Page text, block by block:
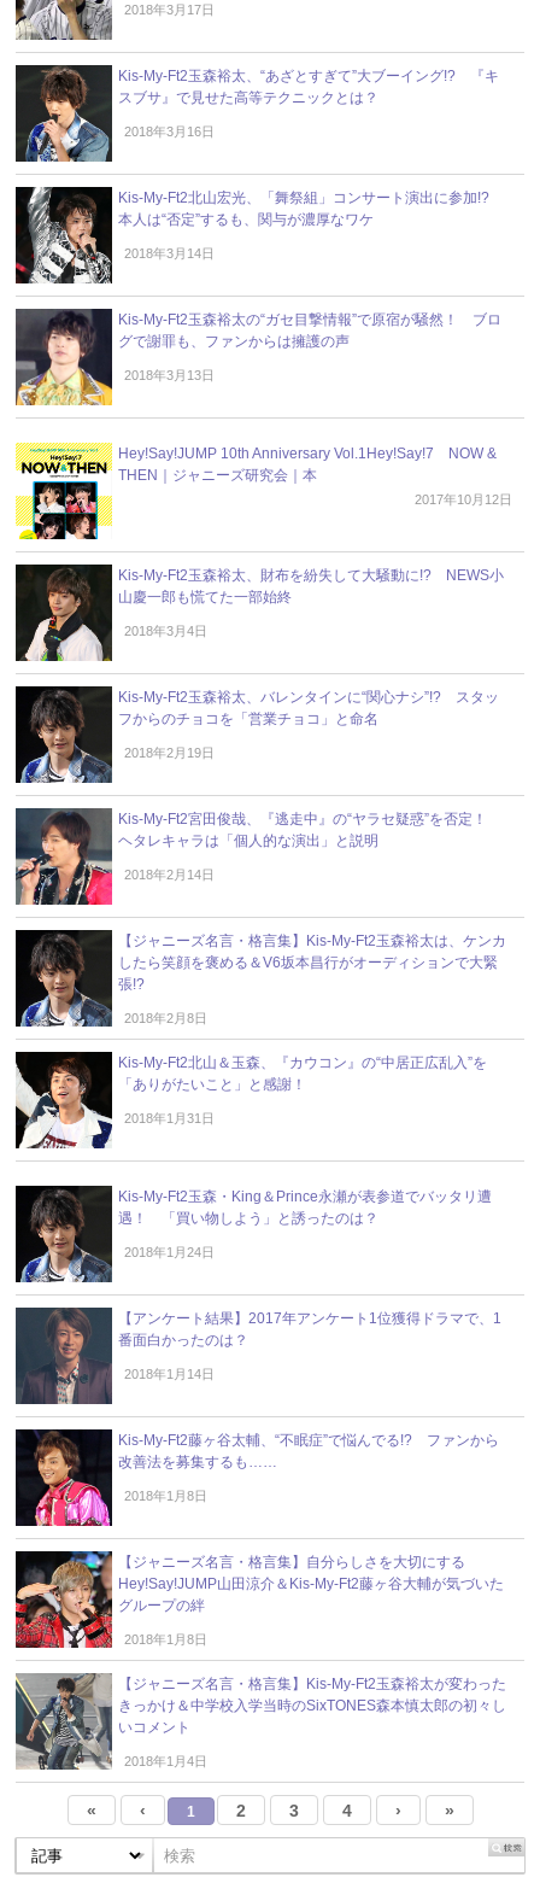
2018年3月17日
Kis-My-Ft2玉森裕太、“あざとすぎて”大ブーイング!? 『キ
スブサ』で見せた高等テクニックとは？
2018年3月16日
Kis-My-Ft2北山宏光、「舞祭組」コンサート演出に参加!?
本人は“否定”するも、関与が濃厚なワケ
2018年3月14日
Kis-My-Ft2玉森裕太の“ガセ目撃情報”で原宿が騒然！ ブロ
グで謝罪も、ファンからは擁護の声
2018年3月13日
Hey!Say!JUMP 10th Anniversary Vol.1Hey!Say!7 NOW &
THEN｜ジャニーズ研究会｜本
2017年10月12日
Kis-My-Ft2玉森裕太、財布を紛失して大騒動に!? NEWS小
山慶一郎も慌てた一部始終
2018年3月4日
Kis-My-Ft2玉森裕太、バレンタインに“関心ナシ”!? スタッ
フからのチョコを「営業チョコ」と命名
2018年2月19日
Kis-My-Ft2宮田俊哉、『逃走中』の“ヤラセ疑惑”を否定！
ヘタレキャラは「個人的な演出」と説明
2018年2月14日
【ジャニーズ名言・格言集】Kis-My-Ft2玉森裕太は、ケンカ
したら笑顔を褒める＆V6坂本昌行がオーディションで大緊
張!?
2018年2月8日
Kis-My-Ft2北山＆玉森、『カウコン』の“中居正広乱入”を
「ありがたいこと」と感謝！
2018年1月31日
Kis-My-Ft2玉森・King＆Prince永瀬が表参道でバッタリ遭
遇！ 「買い物しよう」と誘ったのは？
2018年1月24日
【アンケート結果】2017年アンケート1位獲得ドラマで、1
番面白かったのは？
2018年1月14日
Kis-My-Ft2藤ヶ谷太輔、“不眠症”で悩んでる!? ファンから
改善法を募集するも……
2018年1月8日
【ジャニーズ名言・格言集】自分らしさを大切にする
Hey!Say!JUMP山田涼介＆Kis-My-Ft2藤ヶ谷大輔が気づいた
グループの絆
2018年1月8日
【ジャニーズ名言・格言集】Kis-My-Ft2玉森裕太が変わった
きっかけ＆中学校入学当時のSixTONES森本慎太郎の初々し
いコメント
2018年1月4日
« ‹ 1 2 3 4 › »